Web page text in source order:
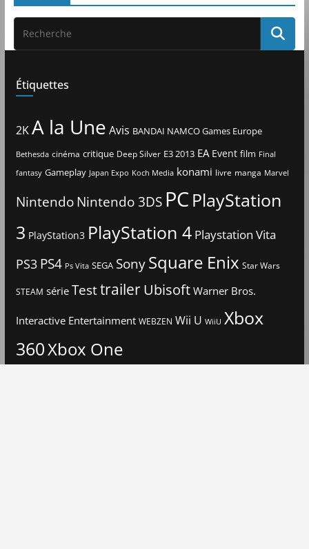
Étiquettes
2KA la Une Avis BANDAI NAMCO Games Europe
Bethesda cinéma critique Deep Silver E3 2013 EA Event film Final
fantasy Gameplay Japan Expo Koch Media konami livre manga Marvel
Nintendo Nintendo 3DS PCPlayStation
3 PlayStation3 PlayStation 4 Playstation Vita
PS3 PS4 Ps Vita SEGA Sony Square Enix Star Wars
STEAM série TesttrailerUbisoftWarner Bros.
Interactive Entertainment WEBZEN Wii U WiiU Xbox
360Xbox One